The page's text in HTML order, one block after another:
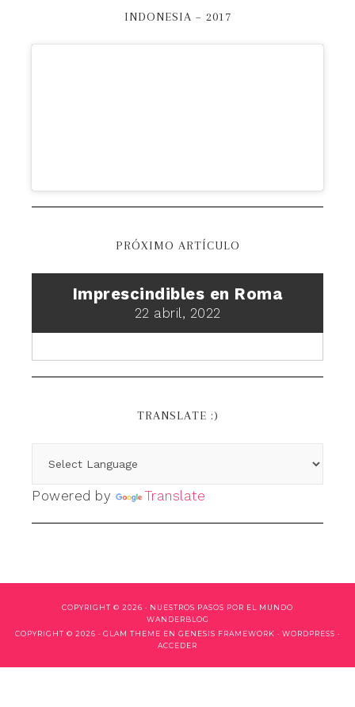
INDONESIA – 2017
PRÓXIMO ARTÍCULO
Imprescindibles en Roma
22 abril, 2022
TRANSLATE :)
Powered by Translate
COPYRIGHT © 2026 · NUESTROS PASOS POR EL MUNDO
WANDERBLOG
COPYRIGHT © 2026 · GLAM THEME EN GENESIS FRAMEWORK · WORDPRESS ·
ACCEDER